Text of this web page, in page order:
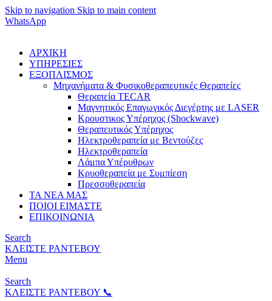
Skip to navigation Skip to main content
WhatsApp
ΑΡΧΙΚΗ
ΥΠΗΡΕΣΙΕΣ
ΕΞΟΠΛΙΣΜΟΣ
Μηχανήματα & Φυσικοθεραπευτικές Θεραπείες
Θεραπεία TECAR
Μαγνητικός Επαγωγικός Διεγέρτης με LASER
Κρουστικος Υπέρηχος (Shockwave)
Θεραπευτικός Υπέρηχος
Ηλεκτροθεραπεία με Βεντούζες
Ηλεκτροθεραπεία
Λάμπα Υπέρυθρων
Κρυοθεραπεία με Συμπίεση
Πρεσσοθεραπεία
ΤΑ ΝΕΑ ΜΑΣ
ΠΟΙΟΙ ΕΙΜΑΣΤΕ
ΕΠΙΚΟΙΝΩΝΙΑ
Search
ΚΛΕΙΣΤΕ ΡΑΝΤΕΒΟΥ
Menu
Search
ΚΛΕΙΣΤΕ ΡΑΝΤΕΒΟΥ 📞